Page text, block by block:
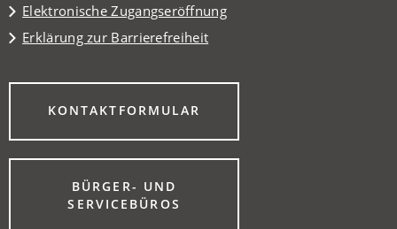
Elektronische Zugangseröffnung
Erklärung zur Barrierefreiheit
KONTAKTFORMULAR
(ÖFFNET
EINEM
NEUEN
BÜRGER- UND
SERVICEBÜROS
(ÖFFNET